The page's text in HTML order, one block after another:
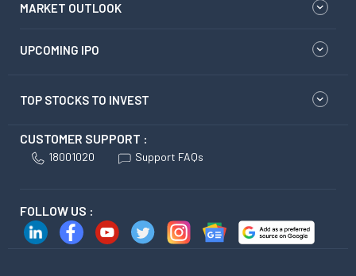
MARKET OUTLOOK
UPCOMING IPO
TOP STOCKS TO INVEST
CUSTOMER SUPPORT :
18001020 Support FAQs
FOLLOW US :